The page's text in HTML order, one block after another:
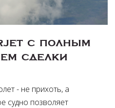
с полным
сделки
- не прихоть, а
судно позволяет